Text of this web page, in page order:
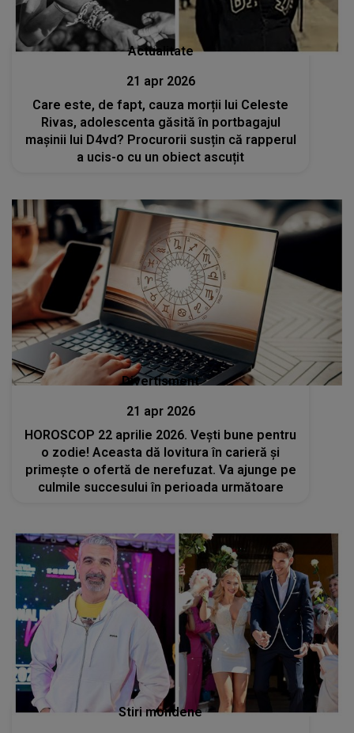
Actualitate
21 apr 2026
Care este, de fapt, cauza morții lui Celeste
Rivas, adolescenta găsită în portbagajul
mașinii lui D4vd? Procurorii susțin că rapperul
a ucis-o cu un obiect ascuțit
Divertisment
21 apr 2026
HOROSCOP 22 aprilie 2026. Vești bune pentru
o zodie! Aceasta dă lovitura în carieră și
primește o ofertă de nerefuzat. Va ajunge pe
culmile succesului în perioada următoare
Stiri mondene